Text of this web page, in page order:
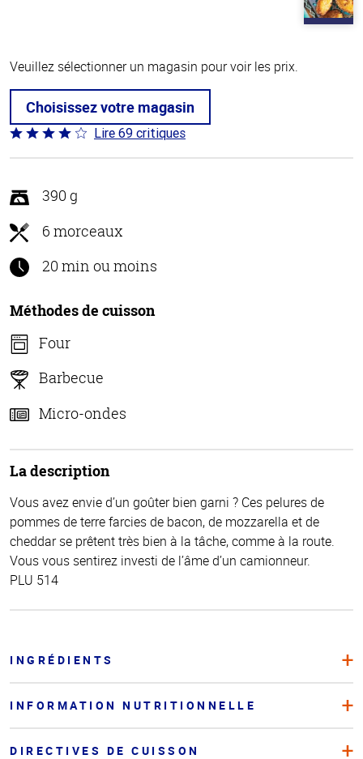
Veuillez sélectionner un magasin pour voir les prix.
Choisissez votre magasin
Coté
4 sur
Lire 69 critiques
390 g
6 morceaux
20 min ou moins
Méthodes de cuisson
Four
Barbecue
Micro-ondes
La description
Vous avez envie d’un goûter bien garni ? Ces pelures de
pommes de terre farcies de bacon, de mozzarella et de
cheddar se prêtent très bien à la tâche, comme à la route.
Vous vous sentirez investi de l’âme d’un camionneur.
PLU 514
INGRÉDIENTS
INFORMATION NUTRITIONNELLE
DIRECTIVES DE CUISSON